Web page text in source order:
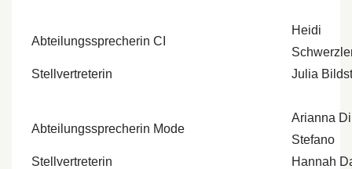
Abteilungssprecherin CI
Heidi
Stellvertreterin
Julia
Abteilungssprecherin Mode
Arianna Di
Stefano
Stellvertreterin
Hannah